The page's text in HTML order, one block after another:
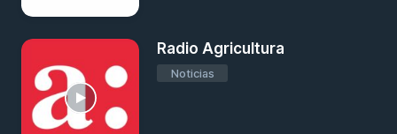
Radio Agricultura
Noticias